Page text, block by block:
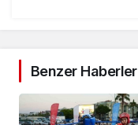
Benzer Haberler